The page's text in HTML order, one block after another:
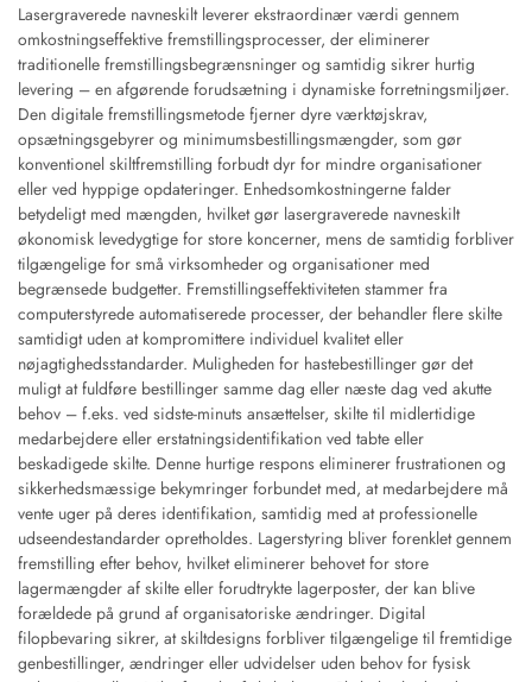
Lasergraverede navneskilt leverer ekstraordinær værdi gennem
omkostningseffektive fremstillingsprocesser, der eliminerer
traditionelle fremstillingsbegrænsninger og samtidig sikrer hurtig
levering – en afgørende forudsætning i dynamiske forretningsmiljøer.
Den digitale fremstillingsmetode fjerner dyre værktøjskrav,
opsætningsgebyrer og minimumsbestillingsmængder, som gør
konventionel skiltfremstilling forbudt dyr for mindre organisationer
eller ved hyppige opdateringer. Enhedsomkostningerne falder
betydeligt med mængden, hvilket gør lasergraverede navneskilt
økonomisk levedygtige for store koncerner, mens de samtidig forbliver
tilgængelige for små virksomheder og organisationer med
begrænsede budgetter. Fremstillingseffektiviteten stammer fra
computerstyrede automatiserede processer, der behandler flere skilte
samtidigt uden at kompromittere individuel kvalitet eller
nøjagtighedsstandarder. Muligheden for hastebestillinger gør det
muligt at fuldføre bestillinger samme dag eller næste dag ved akutte
behov – f.eks. ved sidste-minuts ansættelser, skilte til midlertidige
medarbejdere eller erstatningsidentifikation ved tabte eller
beskadigede skilte. Denne hurtige respons eliminerer frustrationen og
sikkerhedsmæssige bekymringer forbundet med, at medarbejdere må
vente uger på deres identifikation, samtidig med at professionelle
udseendestandarder opretholdes. Lagerstyring bliver forenklet gennem
fremstilling efter behov, hvilket eliminerer behovet for store
lagermængder af skilte eller forudtrykte lagerposter, der kan blive
forældede på grund af organisatoriske ændringer. Digital
filopbevaring sikrer, at skiltdesigns forbliver tilgængelige til fremtidige
genbestillinger, ændringer eller udvidelser uden behov for fysisk